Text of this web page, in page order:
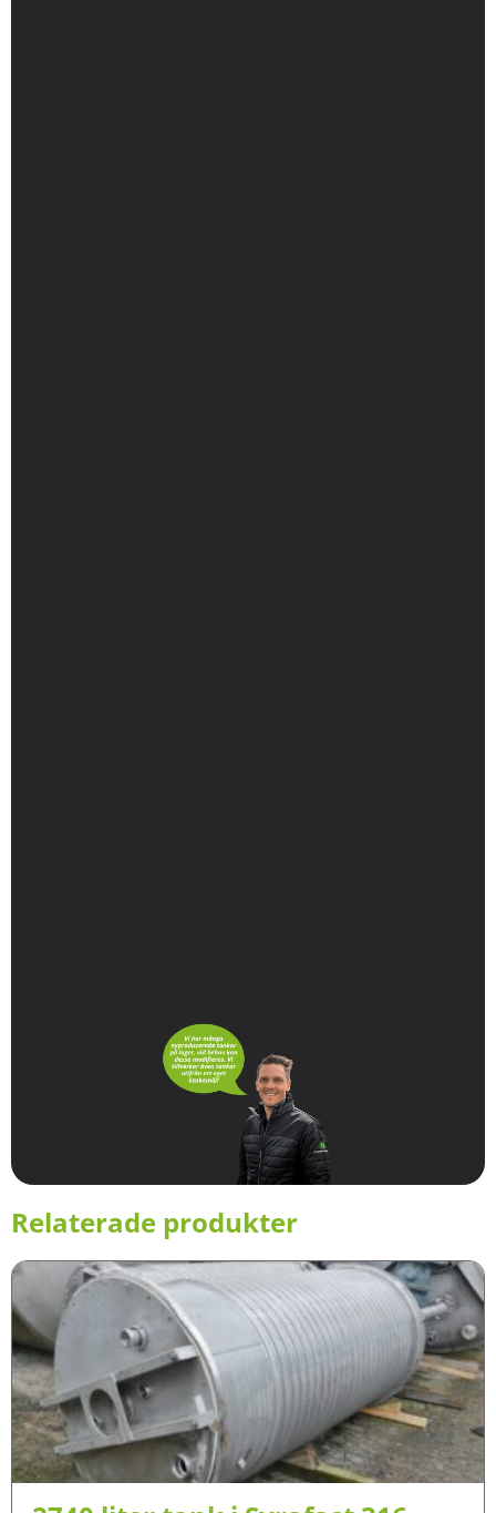
Relaterade produkter